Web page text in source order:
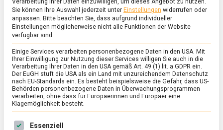
ERNÄHRUNG & GESUNDHEIT/FEATURED/WIRTSCHAFT
Für Foodies und
Feinschmecker:
Trendtour auf der
Grünen Woche 2020
Verarbeitung Ihrer Daten einzuwilligen, um dieses Angebot zu nutzen.
Sie können Ihre Auswahl jederzeit unter Einstellungen widerrufen oder
anpassen. Bitte beachten Sie, dass aufgrund individueller
Einstellungen möglicherweise nicht alle Funktionen der Website
verfügbar sind.
Einige Services verarbeiten personenbezogene Daten in den USA. Mit
Ihrer Einwilligung zur Nutzung dieser Services willigen Sie auch in die
Verarbeitung Ihrer Daten in den USA gemäß Art. 49 (1) lit. a GDPR ein.
Der EuGH stuft die USA als ein Land mit unzureichendem Datenschutz
nach EU-Standards ein. Es besteht beispielsweise die Gefahr, dass US-
Behörden personenbezogene Daten in Überwachungsprogrammen
verarbeiten, ohne dass für Europäerinnen und Europäer eine
Klagemöglichkeit besteht.
Es folgt eine Liste der Service-Gruppen, für die eine
Essenziell